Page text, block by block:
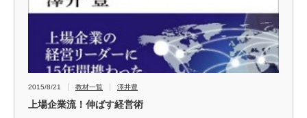
2015/8/21 教材一覧 澤井豊
上場企業流！伸ばす経営術